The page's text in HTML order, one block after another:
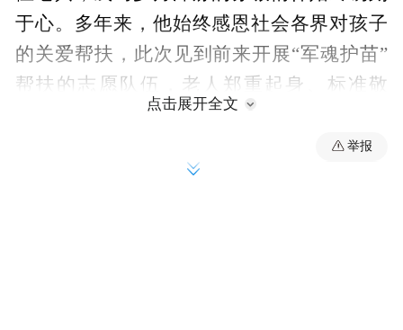
于心。多年来，他始终感恩社会各界对孩子
的关爱帮扶，此次见到前来开展“军魂护苗”
帮扶的志愿队伍，老人郑重起身、标准敬
礼，以最庄重的军礼回馈暖心帮扶。这一质
朴又庄重的举动，是老兵初心的生动诠释，
是军旅情怀的代代传承，深深触动了现场每
点击展开全文
举报